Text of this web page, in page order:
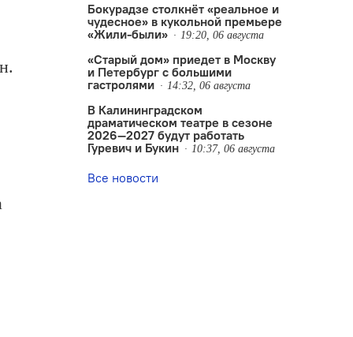
Бокурадзе столкнëт «реальное и
чудесное» в кукольной премьере
«Жили-были»
19:20, 06 августа
«Старый дом» приедет в Москву
и Петербург с большими
гастролями
14:32, 06 августа
В Калининградском
драматическом театре в сезоне
2026—2027 будут работать
Гуревич и Букин
10:37, 06 августа
Все новости